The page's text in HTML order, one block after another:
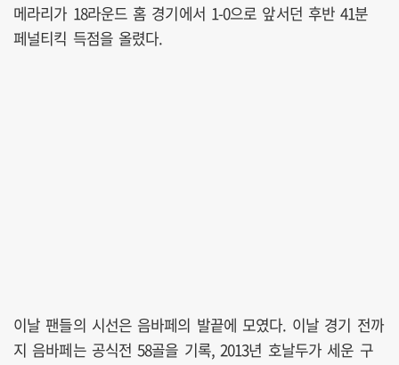
메라리가 18라운드 홈 경기에서 1-0으로 앞서던 후반 41분
페널티킥 득점을 올렸다.
이날 팬들의 시선은 음바페의 발끝에 모였다. 이날 경기 전까
지 음바페는 공식전 58골을 기록, 2013년 호날두가 세운 구